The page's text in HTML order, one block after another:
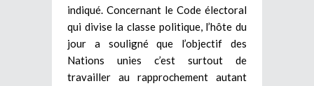
indiqué. Concernant le Code électoral
qui divise la classe politique, l’hôte du
jour a souligné que l’objectif des
Nations unies c’est surtout de
travailler au rapprochement autant